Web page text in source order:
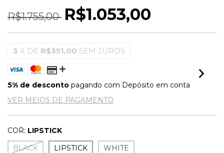
R$1.755,00 R$1.053,00
3 X DE R$351,00 SEM JUROS
5% de desconto pagando com Depósito em conta
VER MEIOS DE PAGAMENTO
COR: LIPSTICK
BLACK
LIPSTICK WHITE